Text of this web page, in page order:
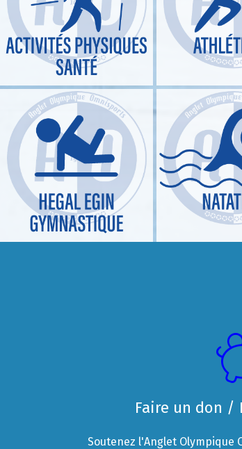
Faire un don /
Soutenez l'Anglet Olympique